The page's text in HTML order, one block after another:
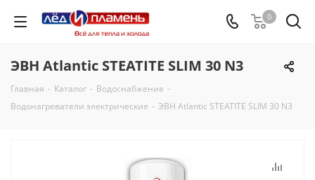
0
ЭВН Atlantic STEATITE SLIM 30 N3
Главная - Каталог - Водоснабжение -
Водонагреватели электрические - ЭВН Atlantic STEATITE SLIM 30 N3